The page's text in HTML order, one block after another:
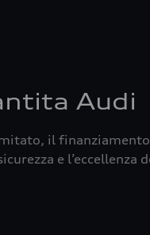
Audi
il
e l’eccellenza